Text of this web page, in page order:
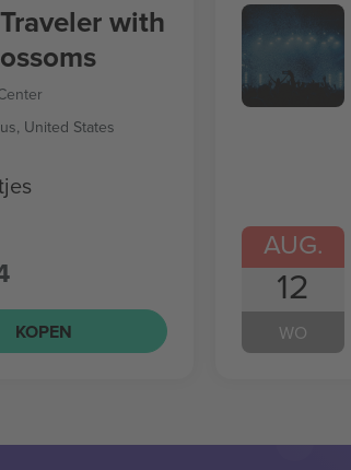
with
United States
KOPEN
AUG.
12
WO